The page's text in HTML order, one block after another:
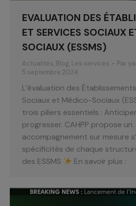
EVALUATION DES
ET SERVICES SOCIAUX
SOCIAUX (ESSMS)
Actualités, Blog, Les services Par
5 septembre 2024
L’évaluation des
Sociaux et Médico-Sociaux
trois piliers essentiels :
progresser. CAHPP propose un
accompagnement sur mesure
spécificités de chaque
des ESSMS
En savoir plus :